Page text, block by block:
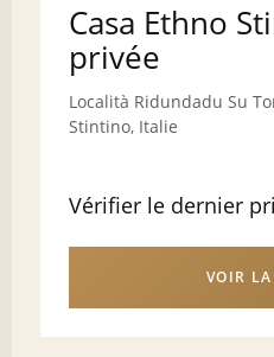
Casa Ethno
privée
Località Ridundadu Su
Stintino, Italie
Vérifier le dernier
VOIR